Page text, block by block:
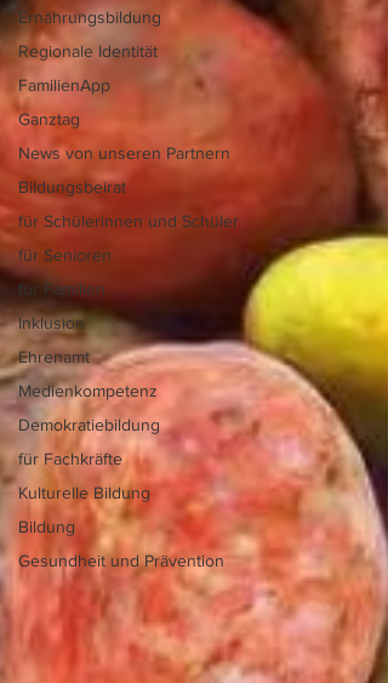
Ernährungsbildung
Regionale Identität
FamilienApp
Ganztag
News von unseren Partnern
Bildungsbeirat
für Schülerinnen und Schüler
für Senioren
für Familien
Inklusion
Ehrenamt
Medienkompetenz
Demokratiebildung
für Fachkräfte
Kulturelle Bildung
Bildung
Gesundheit und Prävention